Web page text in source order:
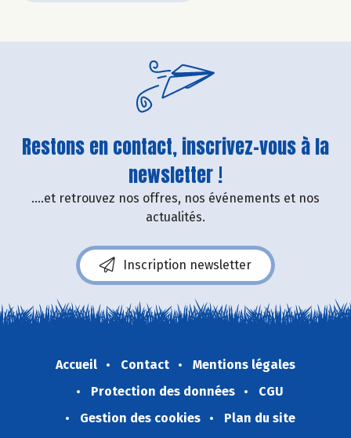
Restons en contact, inscrivez-vous à la
newsletter !
....et retrouvez nos offres, nos événements et nos
actualités.
Inscription newsletter
Accueil Contact
Mentions légales
Protection des données
CGU
Gestion des cookies
Plan du site